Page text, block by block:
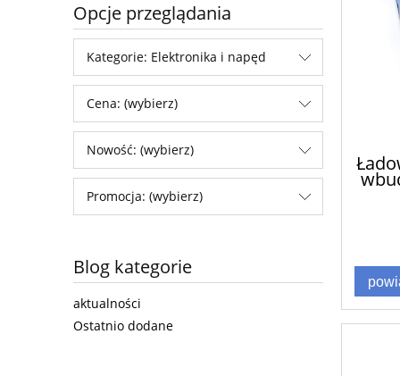
Opcje przeglądania
Kategorie: Elektronika i napęd
Cena: (wybierz)
Nowość: (wybierz)
Promocja: (wybierz)
Blog kategorie
aktualności
Ostatnio dodane